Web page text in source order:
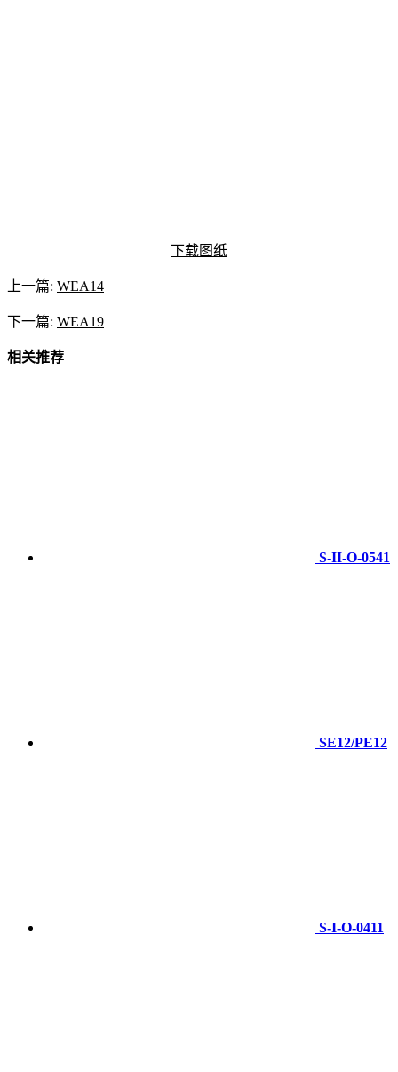
下载图纸
上一篇: WEA14
下一篇: WEA19
相关推荐
S-II-O-0541
SE12/PE12
S-I-O-0411